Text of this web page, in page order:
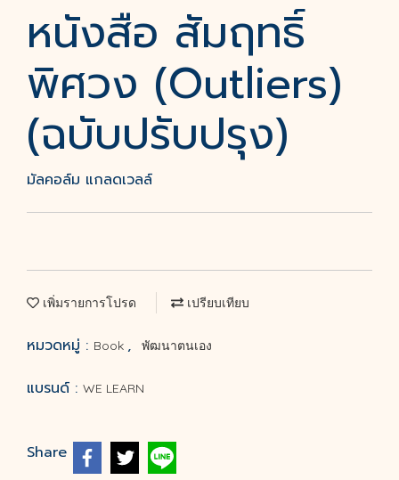
หนังสือ สัมฤทธิ์
พิศวง (Outliers)
(ฉบับปรับปรุง)
มัลคอล์ม แกลดเวลล์
เพิ่มรายการโปรด เปรียบเทียบ
หมวดหมู่ : Book , พัฒนาตนเอง
แบรนด์ : WE LEARN
Share